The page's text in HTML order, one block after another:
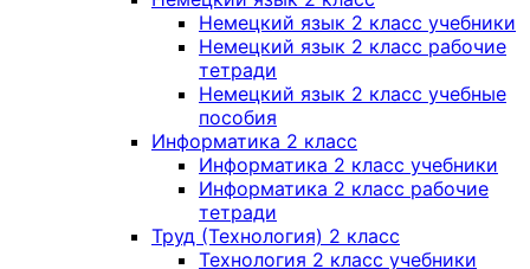
Немецкий язык 2 класс учебники
Немецкий язык 2 класс рабочие
тетради
Немецкий язык 2 класс учебные
пособия
Информатика 2 класс
Информатика 2 класс учебники
Информатика 2 класс рабочие
тетради
Труд (Технология) 2 класс
Технология 2 класс учебники